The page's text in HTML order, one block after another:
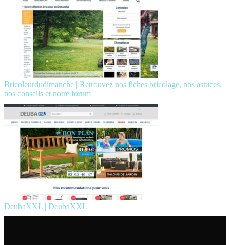
Bricoleur­dudi­manche | Retrouvez nos fiches bricolage, nos astuces,
nos conseils et notre forum
DeubaXXL | DeubaXXL